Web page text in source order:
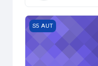
TP Modélisation et
S5 AUT